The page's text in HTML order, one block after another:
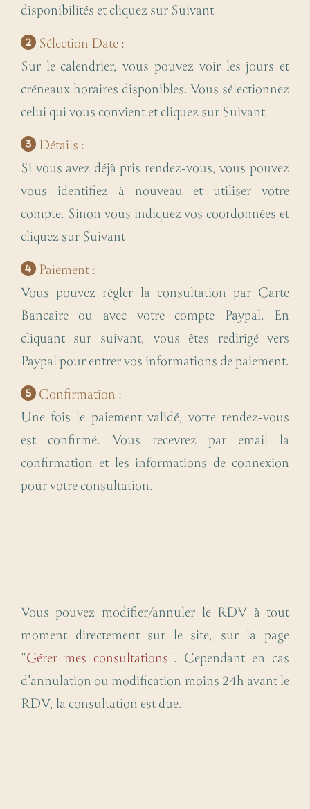
disponibilités et cliquez sur Suivant
Sélection Date :
Sur le calendrier, vous pouvez voir les jours et
créneaux horaires disponibles. Vous sélectionnez
celui qui vous convient et cliquez sur Suivant
Détails :
Si vous avez déjà pris rendez-vous, vous pouvez
vous identifiez à nouveau et utiliser votre
compte. Sinon vous indiquez vos coordonnées et
cliquez sur Suivant
Paiement :
Vous pouvez régler la consultation par Carte
Bancaire ou avec votre compte Paypal. En
cliquant sur suivant, vous êtes redirigé vers
Paypal pour entrer vos informations de paiement.
Confirmation :
Une fois le paiement validé, votre rendez-vous
est confirmé. Vous recevrez par email la
confirmation et les informations de connexion
pour votre consultation.
Vous pouvez modifier/annuler le RDV à tout
moment directement sur le site, sur la page
"Gérer mes consultations". Cependant en cas
d'annulation ou modification moins 24h avant le
RDV, la consultation est due.